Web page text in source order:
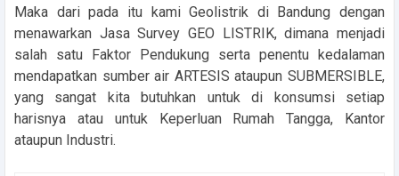
Maka dari pada itu kami Geolistrik di Bandung dengan
menawarkan Jasa Survey GEO LISTRIK, dimana menjadi
salah satu Faktor Pendukung serta penentu kedalaman
mendapatkan sumber air ARTESIS ataupun SUBMERSIBLE,
yang sangat kita butuhkan untuk di konsumsi setiap
harisnya atau untuk Keperluan Rumah Tangga, Kantor
ataupun Industri.